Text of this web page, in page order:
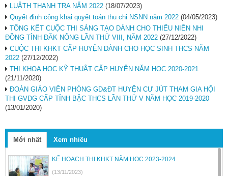
LUÂTH THANH TRA NĂM 2022 (18/07/2023)
Quyết định công khai quyết toán thu chi NSNN năm 2022 (04/05/2023)
TỔNG KẾT CUỘC THI SÁNG TẠO DÀNH CHO THIẾU NIÊN NHI
ĐỒNG TỈNH ĐĂK NÔNG LẦN THỨ VIII, NĂM 2022 (27/12/2022)
CUỘC THI KHKT CẤP HUYỆN DÀNH CHO HỌC SINH THCS NĂM
2022 (27/12/2022)
THI KHOA HỌC KỸ THUẬT CẤP HUYỆN NĂM HỌC 2020-2021
(21/11/2020)
ĐOÀN GIÁO VIÊN PHÒNG GD&ĐT HUYỆN CƯ JÚT THAM GIA HỘI
THI GVDG CẤP TỈNH BẬC THCS LẦN THỨ V NĂM HỌC 2019-2020
(13/01/2020)
Mới nhất Xem nhiều
KẾ HOẠCH THI KHKT NĂM HỌC 2023-2024
(13/11/2023)